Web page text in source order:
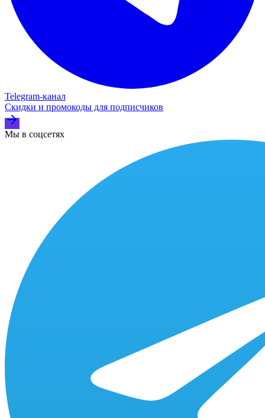
Telegram‑канал
Скидки и промокоды для подписчиков
Мы в соцсетях